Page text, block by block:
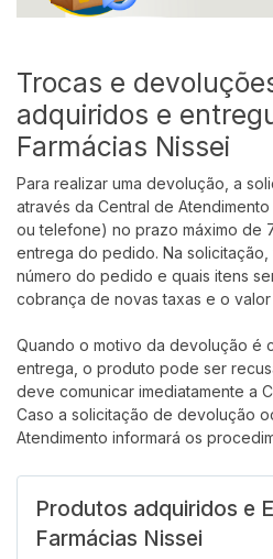
Trocas e
adquiridos e
Farmácias Nissei
Para realizar uma devolução, a
através da Central de
ou telefone) no prazo máximo de
entrega do pedido. Na
número do pedido e quais itens
cobrança de novas taxas e o
Quando o motivo da devolução é
entrega, o produto pode ser
deve comunicar imediatamente a
Caso a solicitação de devolução
Atendimento informará os
Produtos adquiridos e
Farmácias Nissei